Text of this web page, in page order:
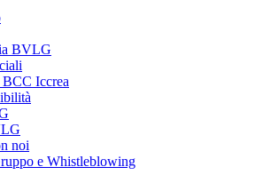
BVLG
Iccrea
noi
e Whistleblowing